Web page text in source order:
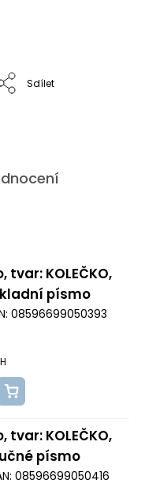
Sdílet
tvar: KOLEČKO,
písmo
08596699050393
tvar: KOLEČKO,
písmo
08596699050416